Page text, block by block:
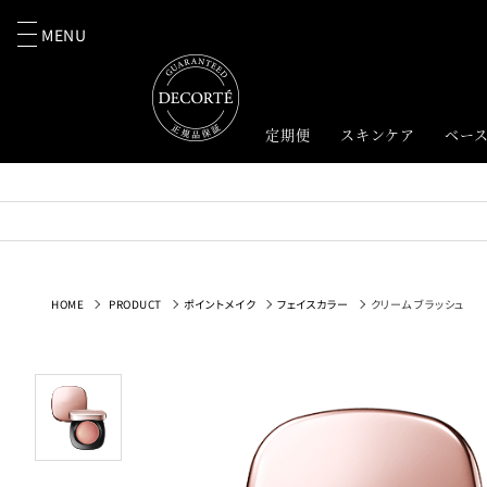
MENU
定期便 スキンケア ベー
HOME PRODUCT ポイントメイク フェイスカラー クリーム ブラッシュ